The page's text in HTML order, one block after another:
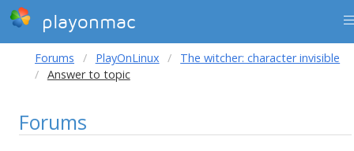
playonmac
Forums PlayOnLinux
The witcher: character invisible
Answer to topic
Forums